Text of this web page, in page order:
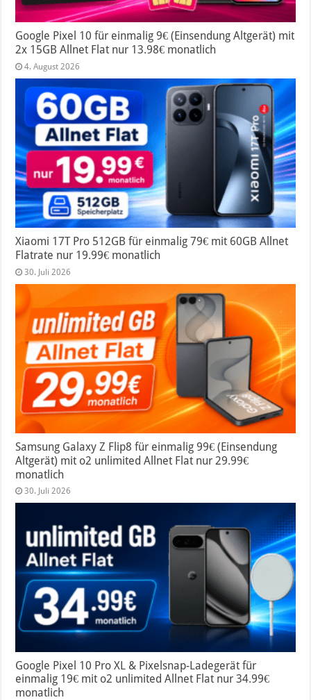
Google Pixel 10 für einmalig 9€ (Einsendung Altgerät) mit
2x 15GB Allnet Flat nur 13.98€ monatlich
4. August 2026
Xiaomi 17T Pro 512GB für einmalig 79€ mit 60GB Allnet
Flatrate nur 19.99€ monatlich
30. Juli 2026
Samsung Galaxy Z Flip8 für einmalig 99€ (Einsendung
Altgerät) mit o2 unlimited Allnet Flat nur 29.99€
monatlich
30. Juli 2026
Google Pixel 10 Pro XL & Pixelsnap-Ladegerät für
einmalig 19€ mit o2 unlimited Allnet Flat nur 34.99€
monatlich